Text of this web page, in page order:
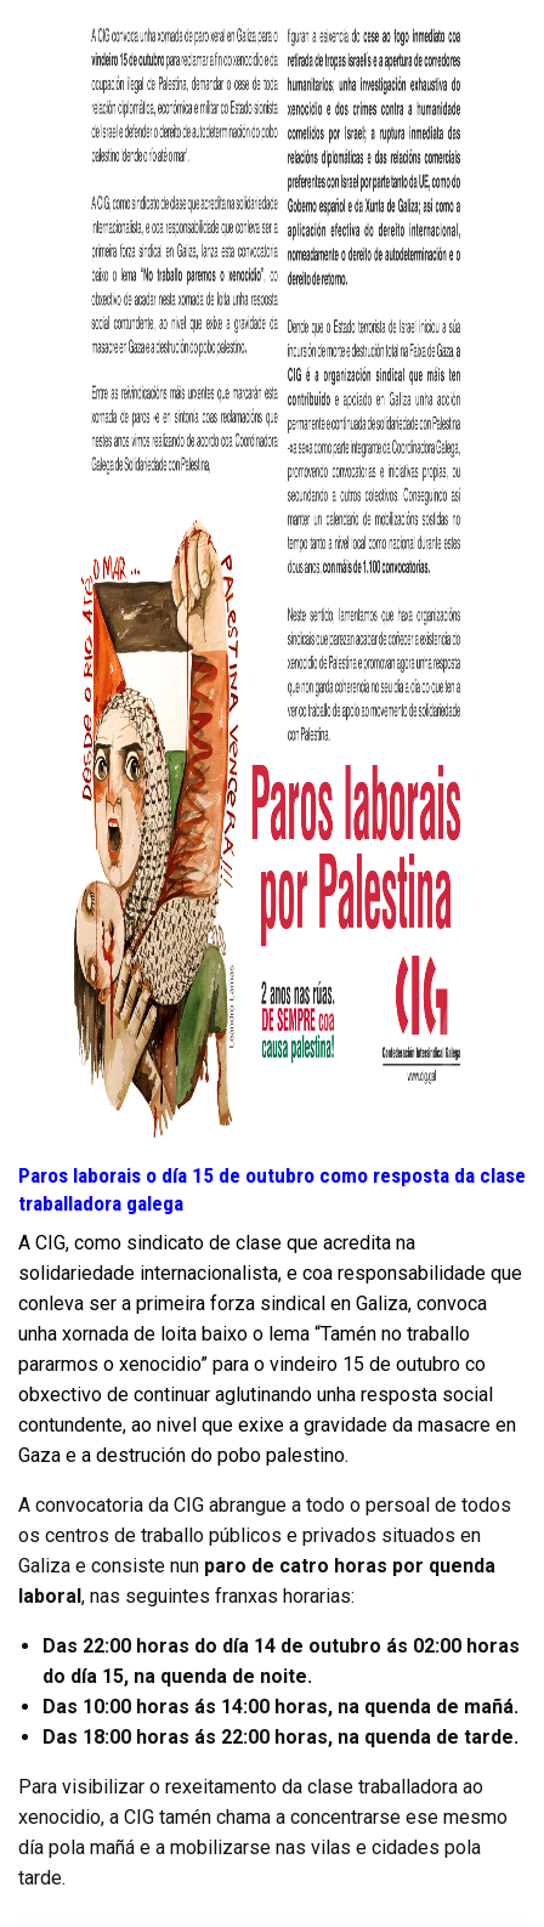
Paros laborais o día 15 de outubro como resposta da clase
traballadora galega
A CIG, como sindicato de clase que acredita na
solidariedade internacionalista, e coa responsabilidade que
conleva ser a primeira forza sindical en Galiza, convoca
unha xornada de loita baixo o lema “Tamén no traballo
pararmos o xenocidio” para o vindeiro 15 de outubro co
obxectivo de continuar aglutinando unha resposta social
contundente, ao nivel que exixe a gravidade da masacre en
Gaza e a destrución do pobo palestino.
A convocatoria da CIG abrangue a todo o persoal de todos
os centros de traballo públicos e privados situados en
Galiza e consiste nun paro de catro horas por quenda
laboral , nas seguintes franxas horarias:
Das 22:00 horas do día 14 de outubro ás 02:00 horas
do día 15, na quenda de noite.
Das 10:00 horas ás 14:00 horas, na quenda de mañá.
Das 18:00 horas ás 22:00 horas, na quenda de tarde.
Para visibilizar o rexeitamento da clase traballadora ao
xenocidio, a CIG tamén chama a concentrarse ese mesmo
día pola mañá e a mobilizarse nas vilas e cidades pola
tarde.